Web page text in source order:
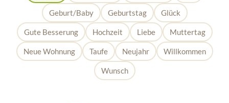
Geburt/Baby Geburtstag Glück
Gute Besserung Hochzeit Liebe Muttertag
Neue Wohnung Taufe Neujahr Willkommen
Wunsch